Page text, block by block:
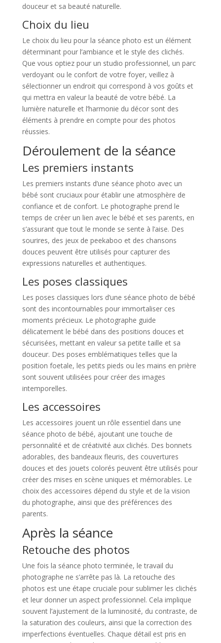
douceur et sa beauté naturelle.
Choix du lieu
Le choix du lieu pour la séance photo est un élément
déterminant pour l’ambiance et le style des clichés.
Que vous optiez pour un studio professionnel, un parc
verdoyant ou le confort de votre foyer, veillez à
sélectionner un endroit qui correspond à vos goûts et
qui mettra en valeur la beauté de votre bébé. La
lumière naturelle et l’harmonie du décor sont des
éléments à prendre en compte pour des photos
réussies.
Déroulement de la séance
Les premiers instants
Les premiers instants d’une séance photo avec un
bébé sont cruciaux pour établir une atmosphère de
confiance et de confort. Le photographe prend le
temps de créer un lien avec le bébé et ses parents, en
s’assurant que tout le monde se sente à l’aise. Des
sourires, des jeux de peekaboo et des chansons
douces peuvent être utilisés pour capturer des
expressions naturelles et authentiques.
Les poses classiques
Les poses classiques lors d’une séance photo de bébé
sont des incontournables pour immortaliser ces
moments précieux. Le photographe guide
délicatement le bébé dans des positions douces et
sécurisées, mettant en valeur sa petite taille et sa
douceur. Des poses emblématiques telles que la
position foetale, les petits pieds ou les mains en prière
sont souvent utilisées pour créer des images
intemporelles.
Les accessoires
Les accessoires jouent un rôle essentiel dans une
séance photo de bébé, ajoutant une touche de
personnalité et de créativité aux clichés. Des bonnets
adorables, des bandeaux fleuris, des couvertures
douces et des jouets colorés peuvent être utilisés pour
créer des mises en scène uniques et mémorables. Le
choix des accessoires dépend du style et de la vision
du photographe, ainsi que des préférences des
parents.
Après la séance
Retouche des photos
Une fois la séance photo terminée, le travail du
photographe ne s’arrête pas là. La retouche des
photos est une étape cruciale pour sublimer les clichés
et leur donner un aspect professionnel. Cela implique
souvent l’ajustement de la luminosité, du contraste, de
la saturation des couleurs, ainsi que la correction des
imperfections éventuelles. Chaque détail est pris en